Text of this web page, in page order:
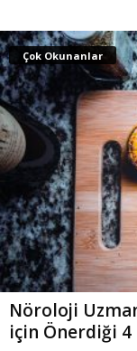
Çok Okunanlar
Nöroloji
için Önerdiği 4